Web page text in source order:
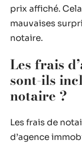
prix affiché.
mauvaises
notaire.
Les frais
sont-ils
notaire ?
Les frais de
d’agence